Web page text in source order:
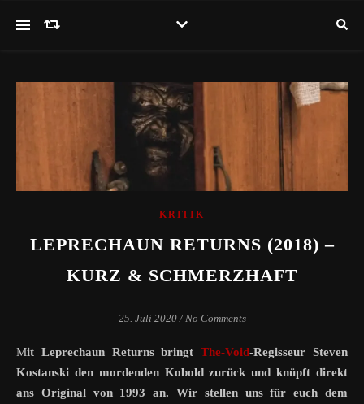
KRITIK
LEPRECHAUN RETURNS (2018) –
KURZ & SCHMERZHAFT
25. Juli 2020 / No Comments
Mit Leprechaun Returns bringtThe-Void-Regisseur Steven
Kostanski den mordenden Kobold zurück und knüpft direkt
ans Original von 1993 an. Wir stellen uns für euch dem